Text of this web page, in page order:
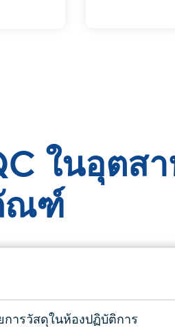
ในอุตส
ณฑ์
การวัสดุในห้องปฏิบัติการ